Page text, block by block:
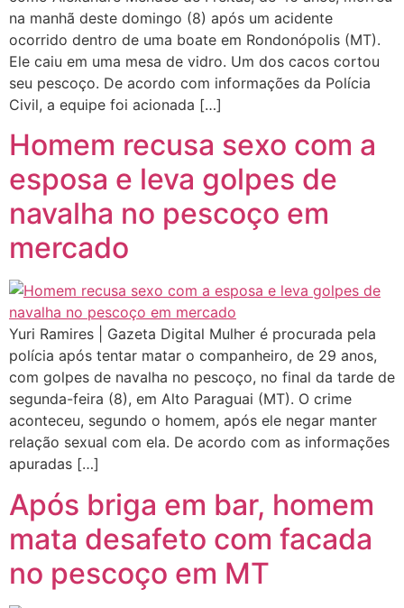
na manhã deste domingo (8) após um acidente
ocorrido dentro de uma boate em Rondonópolis (MT).
Ele caiu em uma mesa de vidro. Um dos cacos cortou
seu pescoço. De acordo com informações da Polícia
Civil, a equipe foi acionada […]
Homem recusa sexo com a
esposa e leva golpes de
navalha no pescoço em
mercado
Yuri Ramires | Gazeta Digital Mulher é procurada pela
polícia após tentar matar o companheiro, de 29 anos,
com golpes de navalha no pescoço, no final da tarde de
segunda-feira (8), em Alto Paraguai (MT). O crime
aconteceu, segundo o homem, após ele negar manter
relação sexual com ela. De acordo com as informações
apuradas […]
Após briga em bar, homem
mata desafeto com facada
no pescoço em MT